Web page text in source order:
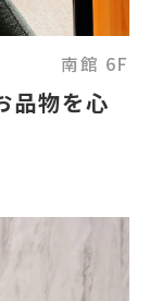
南館 6F
品物を心